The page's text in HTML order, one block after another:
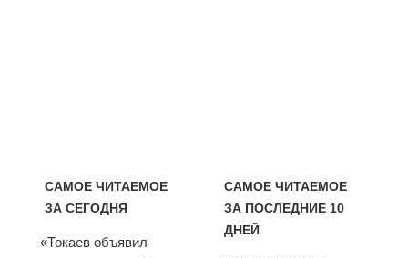
САМОЕ ЧИТАЕМОЕ
ЗА СЕГОДНЯ
«Токаев объявил
САМОЕ ЧИТАЕМОЕ
ЗА ПОСЛЕДНИЕ 10
ДНЕЙ